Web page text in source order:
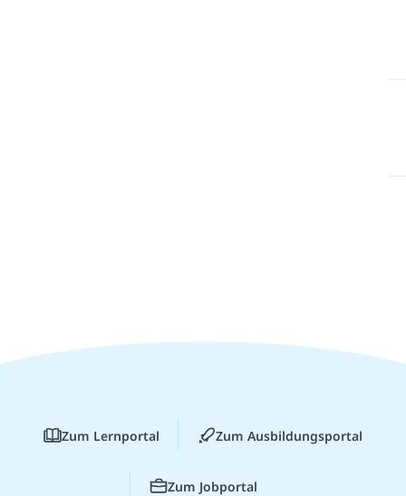
Zum Lernportal Zum Ausbildungsportal
Zum Jobportal